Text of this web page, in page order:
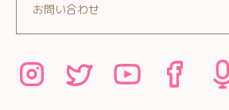
お問い合わせ